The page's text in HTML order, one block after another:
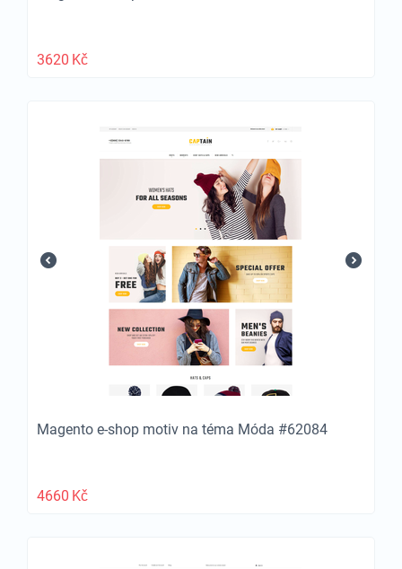
3620 Kč
Magento e-shop motiv na téma Móda #62084
4660 Kč